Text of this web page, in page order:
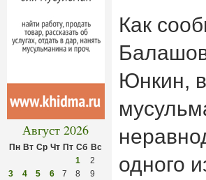
Август 2026
Пн Вт Ср Чт Пт Сб Вс
1
2
3
4 5 6 7 8
9
Как
Юнкин,
одного